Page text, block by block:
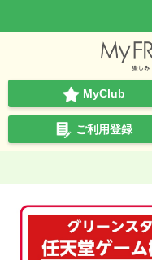
ご利用登録
MyClub